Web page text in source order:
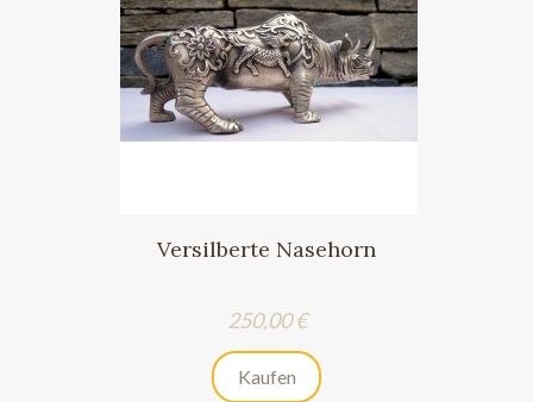
Versilberte Nasehorn
Preis
250,00 €
Kaufen